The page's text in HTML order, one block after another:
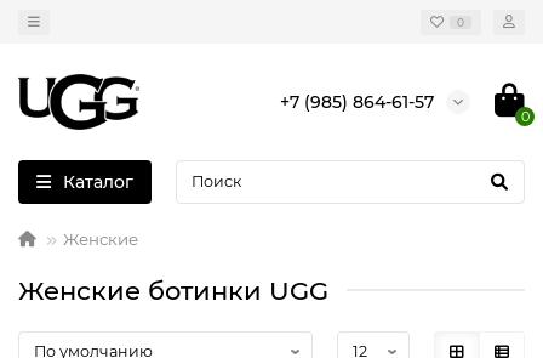
0
+7 (985) 864-61-57
0
Каталог
Женские
Женские ботинки UGG